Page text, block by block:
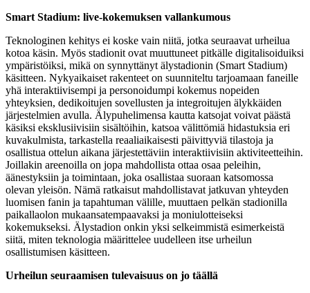
Smart Stadium: live-kokemuksen vallankumous
Teknologinen kehitys ei koske vain niitä, jotka seuraavat urheilua
kotoa käsin. Myös stadionit ovat muuttuneet pitkälle digitalisoiduiksi
ympäristöiksi, mikä on synnyttänyt älystadionin (Smart Stadium)
käsitteen. Nykyaikaiset rakenteet on suunniteltu tarjoamaan faneille
yhä interaktiivisempi ja personoidumpi kokemus nopeiden
yhteyksien, dedikoitujen sovellusten ja integroitujen älykkäiden
järjestelmien avulla. Älypuhelimensa kautta katsojat voivat päästä
käsiksi eksklusiivisiin sisältöihin, katsoa välittömiä hidastuksia eri
kuvakulmista, tarkastella reaaliaikaisesti päivittyviä tilastoja ja
osallistua ottelun aikana järjestettäviin interaktiivisiin aktiviteetteihin.
Joillakin areenoilla on jopa mahdollista ottaa osaa peleihin,
äänestyksiin ja toimintaan, joka osallistaa suoraan katsomossa
olevan yleisön. Nämä ratkaisut mahdollistavat jatkuvan yhteyden
luomisen fanin ja tapahtuman välille, muuttaen pelkän stadionilla
paikallaolon mukaansatempaavaksi ja moniulotteiseksi
kokemukseksi. Älystadion onkin yksi selkeimmistä esimerkeistä
siitä, miten teknologia määrittelee uudelleen itse urheilun
osallistumisen käsitteen.
Urheilun seuraamisen tulevaisuus on jo täällä